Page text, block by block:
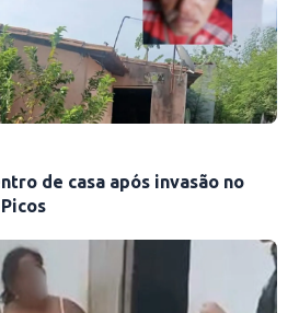
de casa após invasão no